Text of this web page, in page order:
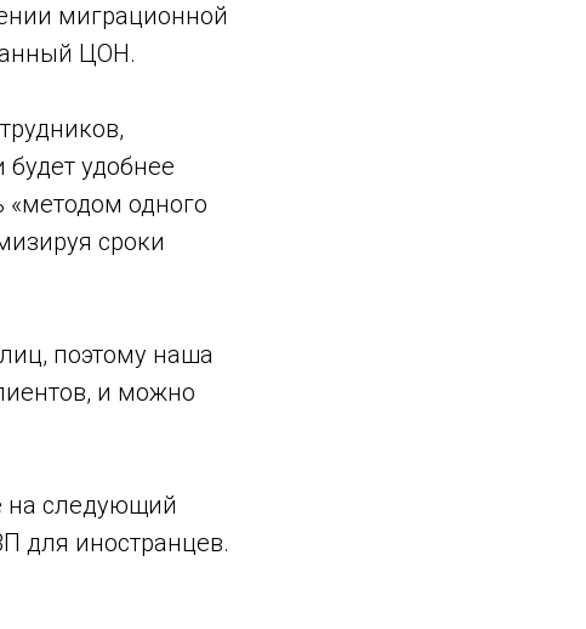
миграционной
ЦОН.
удобнее
«методом одного
сроки
поэтому наша
и можно
на следующий
для иностранцев.